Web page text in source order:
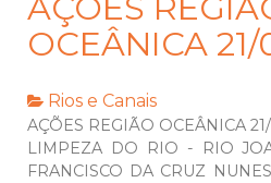
AÇÕES
OCEÂNICA
Rios e Canais
AÇÕES REGIÃO OCEÂNICA
LIMPEZA DO RIO - RIO
FRANCISCO DA CRUZ